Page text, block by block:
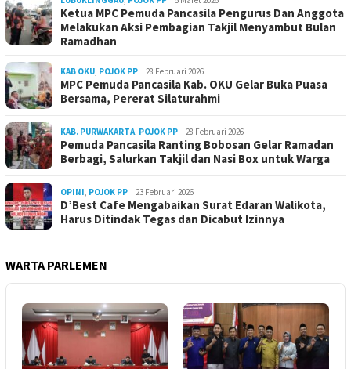
Ketua MPC Pemuda Pancasila Pengurus Dan Anggota
Melakukan Aksi Pembagian Takjil Menyambut Bulan
Ramadhan
KAB OKU, POJOK PP 28 Februari 2026
MPC Pemuda Pancasila Kab. OKU Gelar Buka Puasa
Bersama, Pererat Silaturahmi
KAB. PURWAKARTA, POJOK PP 28 Februari 2026
Pemuda Pancasila Ranting Bobosan Gelar Ramadan
Berbagi, Salurkan Takjil dan Nasi Box untuk Warga
OPINI, POJOK PP 23 Februari 2026
D’Best Cafe Mengabaikan Surat Edaran Walikota,
Harus Ditindak Tegas dan Dicabut Izinnya
WARTA PARLEMEN